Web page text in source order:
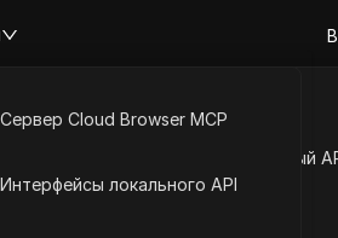
Открытый
Сервер Cloud Browser MCP
Интерфейсы локального API
в 2026 году